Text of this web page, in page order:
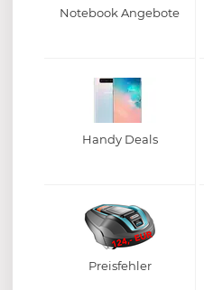
Notebook Angebote
Handy Deals
Preisfehler